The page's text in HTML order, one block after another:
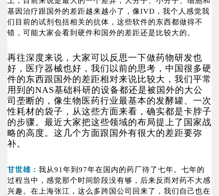
基因治疗跟国外的差距越来越小了，像IVD，我个人感觉我
们目前的试剂包括相关的抗体，这些软件的东西都做得不
错，可能大家会看到硬件和国外的差距还是比较大的。
再往深度来说，大家可以反思一下做药物研发也
好，医疗器械也好，我们以前的思考，中国很多硬
件的东西跟国外的差距相对来说比较大，我们平常
用到的NAS基础科研的设备都还是被国外的大公
司垄断的，像生物医药行业最基本的发酵罐、一次
性耗材的袋子，从这些方面来看，确实都是卡脖子
的步骤。最近大家把这些领域的布局提上了国家战
略的高度。这几个方面跟国外有很大的差距要弥
补。
甘世雄： 我从91年到97年在国内的药厂待了七年。七年的
过程当中，感觉那个时间阶段没有够，后来反而对药不大感
兴趣。在上海张江，这么多跨国公司回来了，我们自己也在